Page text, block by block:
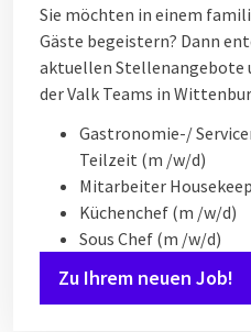
Sie möchten in einem
Gäste begeistern? Dann
aktuellen Stellenangebote
der Valk Teams in
Gastronomie-/
Teilzeit (m /w/d)
Mitarbeiter
Küchenchef (m /w/d)
Sous Chef (m /w/d)
Zu Ihrem neuen Job!